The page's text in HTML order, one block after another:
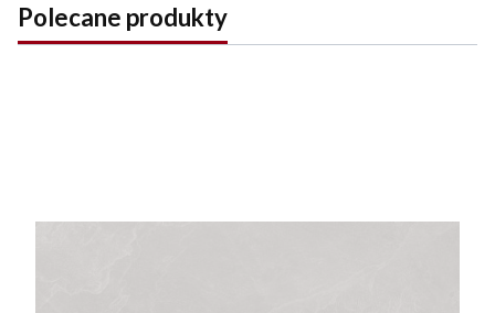
Polecane produkty